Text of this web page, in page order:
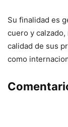
Su finalidad es
cuero y
calidad de sus
como